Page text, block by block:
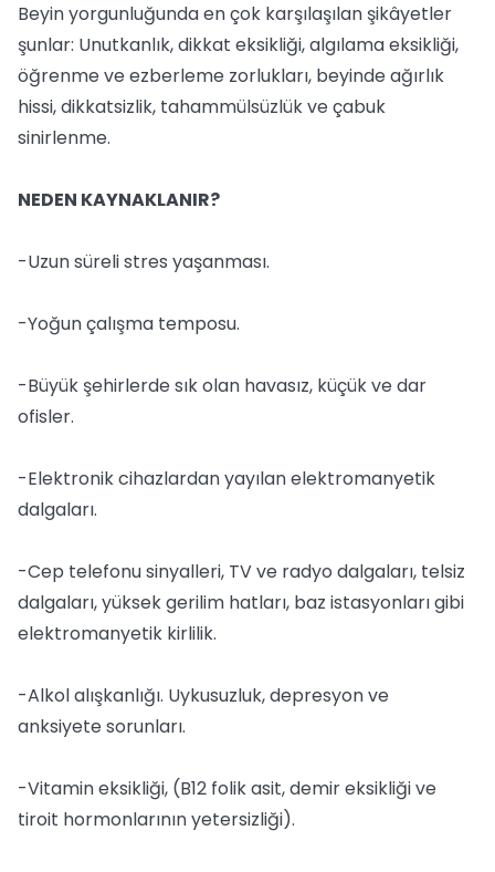
Beyin yorgunluğunda en çok karşılaşılan şikâyetler
şunlar: Unutkanlık, dikkat eksikliği, algılama eksikliği,
öğrenme ve ezberleme zorlukları, beyinde ağırlık
hissi, dikkatsizlik, tahammülsüzlük ve çabuk
sinirlenme.
NEDEN KAYNAKLANIR?
-Uzun süreli stres yaşanması.
-Yoğun çalışma temposu.
-Büyük şehirlerde sık olan havasız, küçük ve dar
ofisler.
-Elektronik cihazlardan yayılan elektromanyetik
dalgaları.
-Cep telefonu sinyalleri, TV ve radyo dalgaları, telsiz
dalgaları, yüksek gerilim hatları, baz istasyonları gibi
elektromanyetik kirlilik.
-Alkol alışkanlığı. Uykusuzluk, depresyon ve
anksiyete sorunları.
-Vitamin eksikliği, (B12 folik asit, demir eksikliği ve
tiroit hormonlarının yetersizliği).